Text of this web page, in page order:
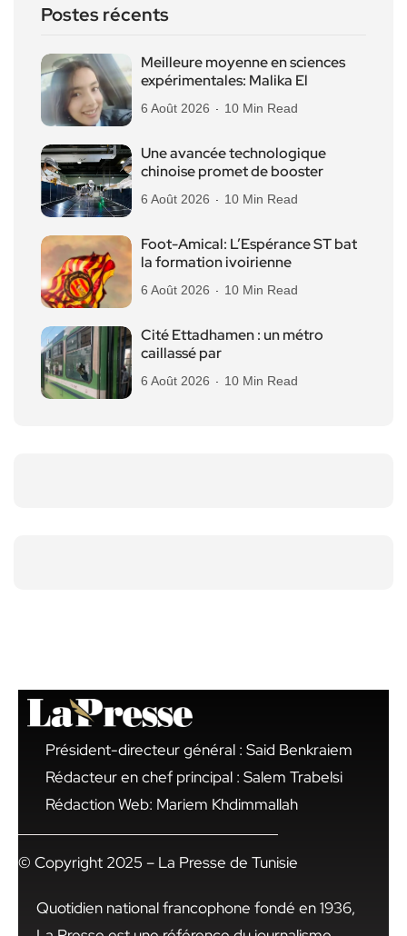
Postes récents
Meilleure moyenne en sciences
expérimentales: Malika El
6 Août 2026 10 Min Read
Une avancée technologique
chinoise promet de booster
6 Août 2026 10 Min Read
Foot-Amical: L’Espérance ST bat
la formation ivoirienne
6 Août 2026 10 Min Read
Cité Ettadhamen : un métro
caillassé par
6 Août 2026 10 Min Read
Président-directeur général : Said Benkraiem
Rédacteur en chef principal : Salem Trabelsi
Rédaction Web: Mariem Khdimmallah
© Copyright 2025 – La Presse de Tunisie
Quotidien national francophone fondé en 1936,